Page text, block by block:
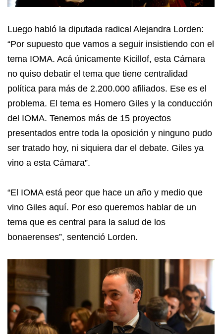
Luego habló la diputada radical Alejandra Lorden:
“Por supuesto que vamos a seguir insistiendo con el
tema IOMA. Acá únicamente Kicillof, esta Cámara
no quiso debatir el tema que tiene centralidad
política para más de 2.200.000 afiliados. Ese es el
problema. El tema es Homero Giles y la conducción
del IOMA. Tenemos más de 15 proyectos
presentados entre toda la oposición y ninguno pudo
ser tratado hoy, ni siquiera dar el debate. Giles ya
vino a esta Cámara”.
“El IOMA está peor que hace un año y medio que
vino Giles aquí. Por eso queremos hablar de un
tema que es central para la salud de los
bonaerenses”, sentenció Lorden.